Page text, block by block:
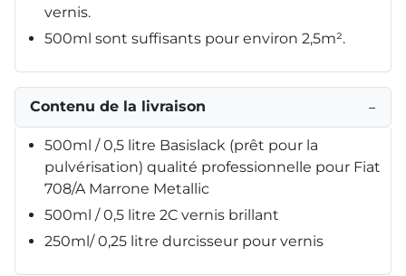
vernis.
500ml sont suffisants pour environ 2,5m².
Contenu de la livraison −
500ml / 0,5 litre Basislack (prêt pour la
pulvérisation) qualité professionnelle pour Fiat
708/A Marrone Metallic
500ml / 0,5 litre 2C vernis brillant
250ml/ 0,25 litre durcisseur pour vernis